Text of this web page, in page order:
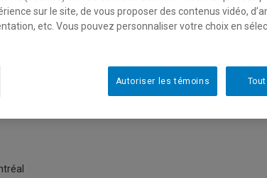
menace d’espionnage
sur le site, de vous proposer des contenus vidéo,
etc. Vous pouvez personnaliser votre choix en
Autoriser les témoins